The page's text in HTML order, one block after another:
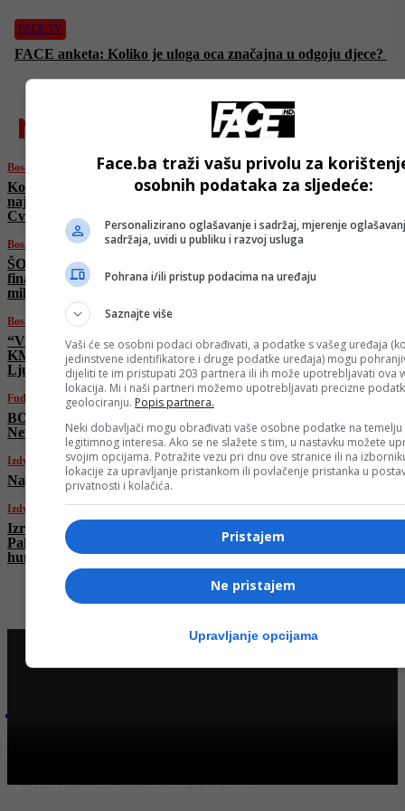
FACE TV
FACE anketa: Koliko je uloga oca značajna u odgoju djece?
najnovije
Bosanski vjestnik
Ko je “hapio” 113 miliona KM?! Kajganić
najavio hapšenja: Bećirović, Komšić i
Cvijanović na meti!
Bosanski vjestnik
ŠOKANTNO, SKANDALOZNO! Ko je
finansirao “Viaduktovu” tužbu tešku 113
miliona KM i “uništio” BiH?!
Bosanski vjestnik
“Viaduct” – Dodikova omča od 113 miliona
KM! Kajganić: “Tri lica pod istragom!”
Ljubić: “Isprogramirana prevara”
Fudbal
BOMBA u Bordo klubu: Na Koševo stiže
Nermin Mujkić
Izdvojeno
Napadnuta bolnica u Teheranu
Izdvojeno
Izrael bez ikakve milosti! I danas ubijeni
Palestinci koji su čekali u redu za
humanitarnu pomoć
Bećirović, Komšić i Cvijanović na meti!
Face.ba traži vašu privolu za
osobnih podataka za sljedeće:
Personalizirano oglašavanje i sadržaj, mjerenje
sadržaja, uvidi u publiku i razvoj usluga
Pohrana i/ili pristup podacima na uređaju
Saznajte više
Vaši će se osobni podaci obrađivati, a podatke s vašeg uređaja
jedinstvene identifikatore i druge podatke uređaja) mogu
dijeliti te im pristupati 203 partnera ili ih može upotrebljavati ova
lokacija. Mi i naši partneri možemo upotrebljavati precizne
geolociranju. Popis partnera.
Neki dobavljači mogu obrađivati vaše osobne podatke na temelju
legitimnog interesa. Ako se ne slažete s tim, u nastavku možete
svojim opcijama. Potražite vezu pri dnu ove stranice ili na
lokacije za upravljanje pristankom ili povlačenje pristanka u
privatnosti i kolačića.
Pristajem
Ne pristajem
Upravljanje opcijama